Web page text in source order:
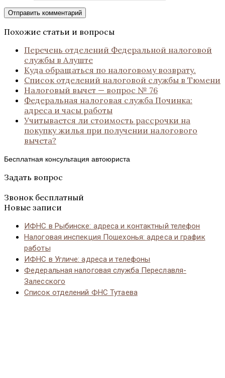
Похожие статьи и вопросы
Перечень отделений Федеральной налоговой
службы в Алуште
Куда обращаться по налоговому возврату.
Список отделений налоговой службы в Тюмени
Налоговый вычет — вопрос № 76
Федеральная налоговая служба Починка:
адреса и часы работы
Учитывается ли стоимость рассрочки на
покупку жилья при получении налогового
вычета?
Бесплатная консультация автоюриста
Задать вопрос
Звонок бесплатный
Новые записи
ИФНС в Рыбинске: адреса и контактный телефон
Налоговая инспекция Пошехонья: адреса и график
работы
ИФНС в Угличе: адреса и телефоны
Федеральная налоговая служба Переславля-
Залесского
Список отделений ФНС Тутаева